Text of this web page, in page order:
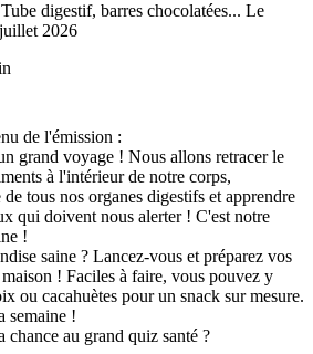
digestif, barres chocolatées... Le
2026
de l'émission :
grand voyage ! Nous allons retracer le
à l'intérieur de notre corps,
tous nos organes digestifs et apprendre
qui doivent nous alerter ! C'est notre
!
saine ? Lancez-vous et préparez vos
! Faciles à faire, vous pouvez y
ou cacahuètes pour un snack sur mesure.
semaine !
chance au grand quiz santé ?